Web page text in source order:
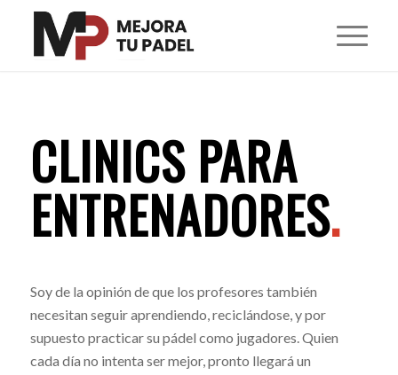
CLINICS PARA
ENTRENADORES.
Soy de la opinión de que los profesores también
necesitan seguir aprendiendo, reciclándose, y por
supuesto practicar su pádel como jugadores. Quien
cada día no intenta ser mejor, pronto llegará un